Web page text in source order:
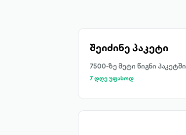
შეიძინე პაკეტი
7500-ზე მეტი წიგნი პაკეტში
7 დღე უფასოდ